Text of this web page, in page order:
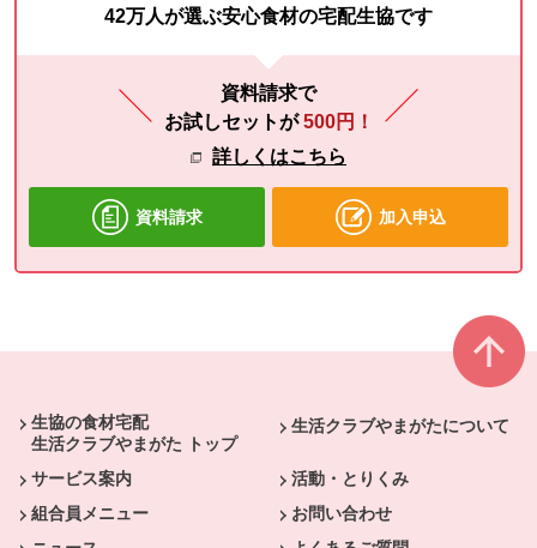
42万人が選ぶ安心食材の宅配生協です
資料請求で
お試しセットが500円！
詳しくはこちら
資料請求 加入申込
生協の食材宅配
生活クラブやまがた トップ
生活クラブやまがたについて
サービス案内
活動・とりくみ
組合員メニュー
お問い合わせ